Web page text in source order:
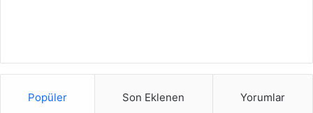
Popüler Son Eklenen Yorumlar